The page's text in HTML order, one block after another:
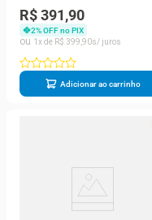
Para Sala Quarto Escritório
Suede Bege Balaqui Decor
R$ 391,90
2% OFF no PIX
1
R$ 399 90
Adicionar ao carrinho